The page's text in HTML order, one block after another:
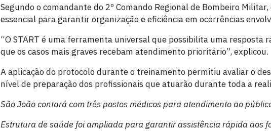
Segundo o comandante do 2º Comando Regional de Bombeiro
essencial para garantir organização e eficiência em ocorrências
“O START é uma ferramenta universal que possibilita uma resposta
que os casos mais graves recebam atendimento prioritário”, explicou.
A aplicação do protocolo durante o treinamento permitiu avaliar o
nível de preparação dos profissionais que atuarão durante toda a
São João contará com três postos médicos para atendimento ao
Estrutura de saúde foi ampliada para garantir assistência rápida aos